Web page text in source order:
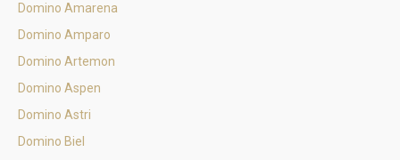
Domino Amarena
Domino Amparo
Domino Artemon
Domino Aspen
Domino Astri
Domino Biel